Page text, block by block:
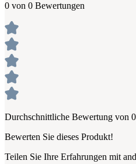
0 von 0 Bewertungen
Durchschnittliche Bewertung von
Bewerten Sie dieses Produkt!
Teilen Sie Ihre Erfahrungen mit